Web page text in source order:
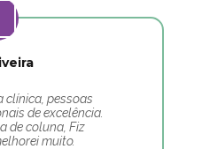
clínica, pessoas
de excelência.
de coluna, Fiz
muito.